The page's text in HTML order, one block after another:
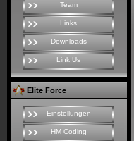
Team
Links
Downloads
Link Us
Elite Force
Einstellungen
HM Coding